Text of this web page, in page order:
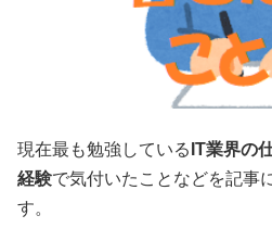
現在最も勉強している IT業界の
経験で気付いたことなどを記事
す。